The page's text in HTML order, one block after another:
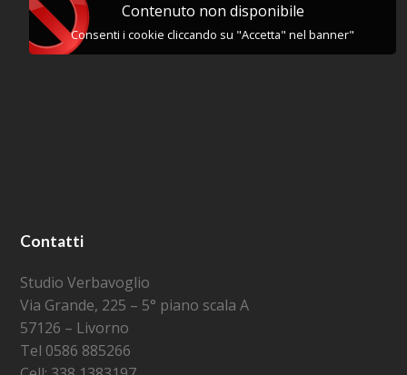
Contenuto non disponibile
Consenti i cookie cliccando su "Accetta" nel banner"
Contatti
Studio Verbavoglio
Via Grande, 225 – 5° piano scala A
57126 – Livorno
Tel 0586 885266